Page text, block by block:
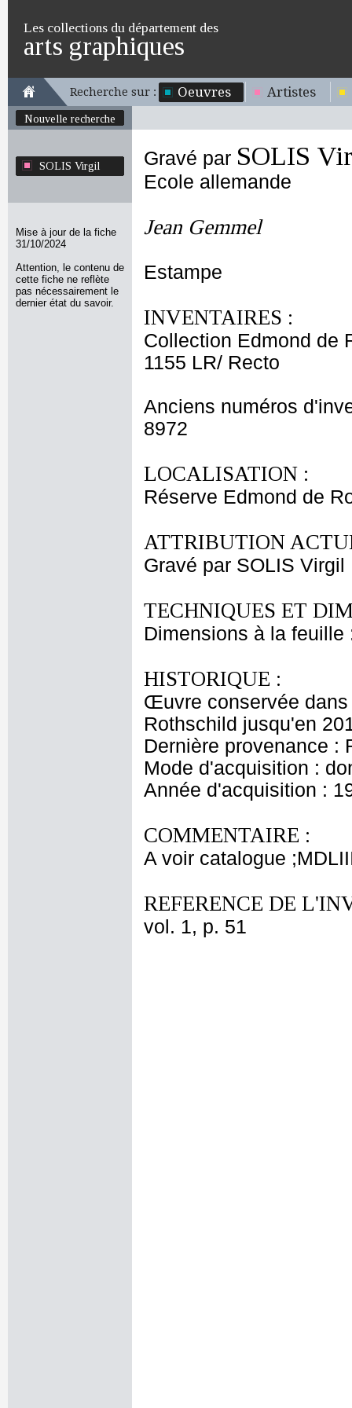
Les collections du département des
arts graphiques
Recherche sur : Oeuvres Artistes
Nouvelle recherche
SOLIS Virgil
Mise à jour de la fiche
31/10/2024
Attention, le contenu de
cette fiche ne reflète
pas nécessairement le
dernier état du savoir.
Gravé par SOLIS
Ecole allemande
Jean Gemmel
Estampe
INVENTAIRES :
Collection Edmond de
1155 LR/ Recto
Anciens numéros
8972
LOCALISATION :
Réserve Edmond de
ATTRIBUTION
Gravé par SOLIS Virgil
TECHNIQUES ET
Dimensions à la
HISTORIQUE :
Œuvre conservée dans
Rothschild jusqu'en
Dernière provenance :
Mode d'acquisition :
Année d'acquisition :
COMMENTAIRE :
A voir catalogue
REFERENCE DE
vol. 1, p. 51